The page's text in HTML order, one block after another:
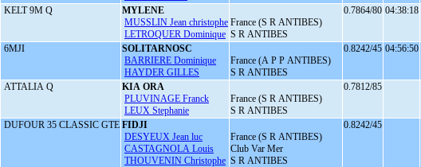
KELT 9M Q
MYLENE
MUSSLIN Jean christophe
LETROQUER Dominique
France (S R ANTIBES)
S R ANTIBES
0.7864/80 04:38:18
6MJI
SOLITARNOSC
BARRIERE Dominique
HAYDER GILLES
France (A P P ANTIBES)
S R ANTIBES
0.8242/45 04:56:50
ATTALIA Q
KIA ORA
PLUVINAGE Franck
LEUX Stephanie
France (S R ANTIBES)
S R ANTIBES
0.7812/85
DUFOUR 35 CLASSIC GTE FIDJI
DESYEUX Jean luc
CASTAGNOLA Louis
THOUVENIN Christophe
France (S R ANTIBES)
Club Var Mer
S R ANTIBES
0.8242/45